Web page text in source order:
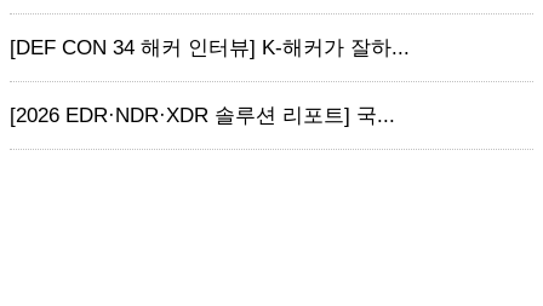
[DEF CON 34 해커 인터뷰] K-해커가 잘하...
[2026 EDR·NDR·XDR 솔루션 리포트] 국...